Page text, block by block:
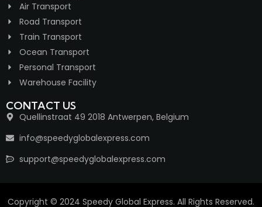
Air Transport
Road Transport
Train Transport
Ocean Transport
Personal Transport
Warehouse Facility
CONTACT US
Quellinstraat 49 2018 Antwerpen, Belgium
info@speedyglobalexpress.com
support@speedyglobalexpress.com
Copyright © 2024 Speedy Global Express. All Rights Reserved.